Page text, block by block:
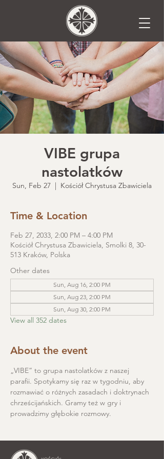
VIBE grupa
nastolatków
Sun, Feb 27
  |
Kościół Chrystusa Zbawiciela
Time & Location
Feb 27, 2033, 2:00 PM – 4:00 PM
Kościół Chrystusa Zbawiciela, Smolki 8, 30-
513 Kraków, Polska
Other dates
Sun, Aug 16, 2:00 PM
Sun, Aug 23, 2:00 PM
Sun, Aug 30, 2:00 PM
View all 352 dates
About the event
„VIBE” to grupa nastolatków z naszej
parafii. Spotykamy się raz w tygodniu, aby
rozmawiać o różnych zasadach i doktrynach
chrześcijańskich. Gramy też w gry i
prowadzimy głębokie rozmowy.